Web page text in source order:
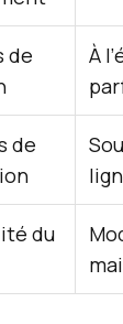
de
À
de
du